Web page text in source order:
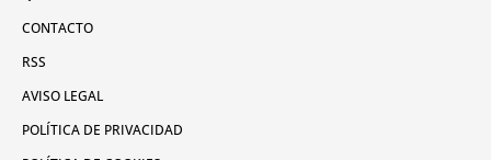
CONTACTO
RSS
AVISO LEGAL
POLÍTICA DE PRIVACIDAD